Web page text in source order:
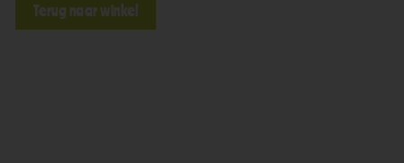
Terug naar winkel